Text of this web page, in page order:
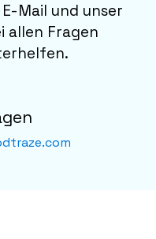
Mail und unser
allen Fragen